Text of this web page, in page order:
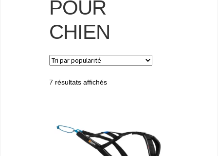
POUR
CHIEN
7 résultats affichés